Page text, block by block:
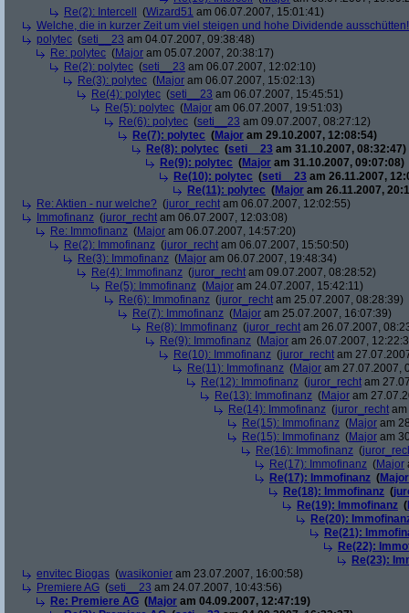
Re(2): Intercell
(Wizard51 am 06.07.2007, 15:01:41)
Welche, die in kurzer Zeit um viel steigen und hohe Dividende
polytec (seti__23 am 04.07.2007, 09:38:48)
Re: polytec (Major am 05.07.2007, 20:38:17)
Re(2): polytec (seti__23 am 06.07.2007, 12:02:10)
Re(3): polytec (Major am 06.07.2007, 15:02:13)
Re(4): polytec (seti__23 am 06.07.2007, 15:45:51)
Re(5): polytec (Major am 06.07.2007, 19:51:03)
Re(6): polytec (seti__23 am 09.07.2007, 08:27:12)
Re(7): polytec (Major am 29.10.2007, 12:08:54)
Re(8): polytec (seti__23 am 31.10.2007, 08:32:47)
Re(9): polytec (Major am 31.10.2007, 09:07:08)
Re(10): polytec (seti__23 am 26.11.2007,
Re(11): polytec (Major am 26.11.2007,
Re: Aktien - nur welche? (juror_recht am 06.07.2007, 12:02:55)
Immofinanz (juror_recht am 06.07.2007, 12:03:08)
Re: Immofinanz (Major am 06.07.2007, 14:57:20)
Re(2): Immofinanz (juror_recht am 06.07.2007, 15:50:50)
Re(3): Immofinanz (Major am 06.07.2007, 19:48:34)
Re(4): Immofinanz (juror_recht am 09.07.2007, 08:28:52)
Re(5): Immofinanz (Major am 24.07.2007, 15:42:11)
Re(6): Immofinanz (juror_recht am 25.07.2007, 08:28:39)
Re(7): Immofinanz (Major am 25.07.2007, 16:07:39)
Re(8): Immofinanz (juror_recht am 26.07.2007,
Re(9): Immofinanz (Major am 26.07.2007,
Re(10): Immofinanz (juror_recht am
Re(11): Immofinanz (Major am 27.07.2007,
Re(12): Immofinanz (juror_recht am
Re(13): Immofinanz (Major am
Re(14): Immofinanz (juror_recht
Re(15): Immofinanz (Major am
Re(15): Immofinanz (Major am
Re(16): Immofinanz (
Re(17): Immofinanz (Major
Re(17): Immofinanz (Major
Re(18): Immofinanz (
Re(19): Immofinanz (
Re(20):
Re(21):
Re(22):
Re(23):
envitec Biogas (wasikonier am 23.07.2007, 16:00:58)
Premiere AG (seti__23 am 24.07.2007, 10:43:56)
Re: Premiere AG (Major am 04.09.2007, 12:47:19)